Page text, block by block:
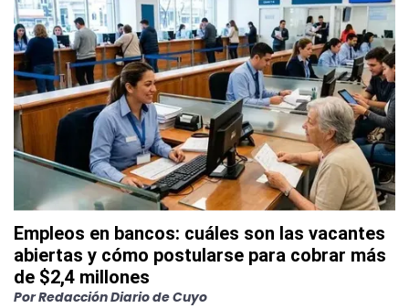
Empleos en bancos: cuáles son las vacantes
abiertas y cómo postularse para cobrar más
de $2,4 millones
PorRedacción Diario de Cuyo